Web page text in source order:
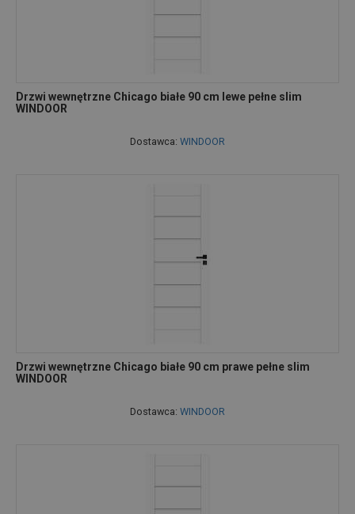
Drzwi wewnętrzne Chicago białe 90 cm lewe pełne slim
WINDOOR
Dostawca: WINDOOR
Drzwi wewnętrzne Chicago białe 90 cm prawe pełne slim
WINDOOR
Dostawca: WINDOOR